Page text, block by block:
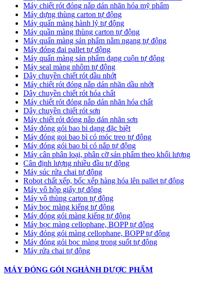
Máy chiết rót đóng nắp dán nhãn hóa mỹ phẩm
Máy dựng thùng carton tự động
Máy quấn màng hành lý tự động
Máy quần màng thùng carton tự động
Máy quấn màng sản phẩm nằm ngang tự động
Máy đóng đai pallet tự động
Máy quấn màng sản phẩm dạng cuộn tự động
Máy seal màng nhôm tự động
Dây chuyền chiết rót dầu nhớt
Máy chiết rót đóng nắp dán nhãn dầu nhớt
Dây chuyền chiết rót hóa chất
Máy chiết rót đóng nắp dán nhãn hóa chất
Dây chuyền chiết rót sơn
Máy chiết rót đóng nắp dán nhãn sơn
Máy đóng gói bao bi dạng đặc biệt
Máy đóng goi bao bì có móc treo tự động
Máy đóng gói bao bì có nắp tự động
Máy cân phân loại, phân cỡ sản phẩm theo khối lượng
Cân định lượng nhiều đầu tự động
Máy súc rửa chai tự động
Robot chất xếp, bốc xếp hàng hóa lên pallet tự động
Máy vô hộp giấy tự động
Máy vô thùng carton tự động
Máy bọc màng kiếng tự động
Máy đóng gói màng kiếng tự động
Máy bọc màng cellophane, BOPP tự động
Máy đóng gói màng cellophane, BOPP tự động
Máy đóng gói bọc màng trong suốt tự động
Máy rửa chai tự động
MÁY ĐÓNG GÓI NGHÀNH DƯỢC PHẨM